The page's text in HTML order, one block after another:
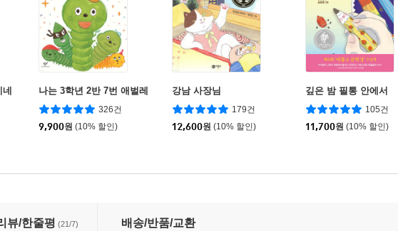
나는 3학년 2반 7번 애벌레
326건
9,900원 (10% 할인)
강남 사장님
179건
12,600원 (10% 할인)
깊은 밤 필통 안에서
105건
11,700원 (10% 할인)
뷰/한줄평 (21/7) 배송/반품/교환